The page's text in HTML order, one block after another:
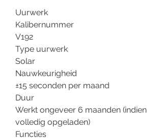
Uurwerk
Kalibernummer
V192
Type uurwerk
Solar
Nauwkeurigheid
±15 seconden per maand
Duur
Werkt ongeveer 6 maanden (indien
volledig opgeladen)
Functies